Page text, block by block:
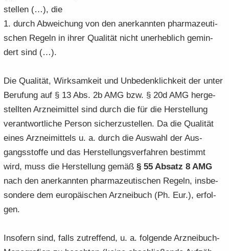
stel­len (…), die
1. durch Ab­wei­chung von den an­er­kann­ten phar­ma­zeu­ti­
schen Re­geln in ihrer Qua­li­tät nicht un­er­heb­lich ge­min­
dert sind (…).
Die Qua­li­tät, Wirk­sam­keit und Un­be­denk­lich­keit der unter
Be­ru­fung auf § 13 Abs. 2b AMG bzw. § 20d AMG her­ge­
stell­ten Arz­nei­mit­tel sind durch die für die Her­stel­lung
ver­ant­wort­li­che Per­son si­cher­zu­stel­len. Da die Qua­li­tät
eines Arz­nei­mit­tels u. a. durch die Aus­wahl der Aus­
gangs­stof­fe und das Her­stel­lungs­ver­fah­ren be­stimmt
wird, muss die Her­stel­lung gemäß § 55 Ab­satz 8 AMG
nach den an­er­kann­ten phar­ma­zeu­ti­schen Re­geln, ins­be­
son­de­re dem eu­ro­päi­schen Arz­nei­buch (Ph. Eur.), er­fol­
gen.
In­so­fern sind, falls zu­tref­fend, u. a. fol­gen­de Arzneibuch-​